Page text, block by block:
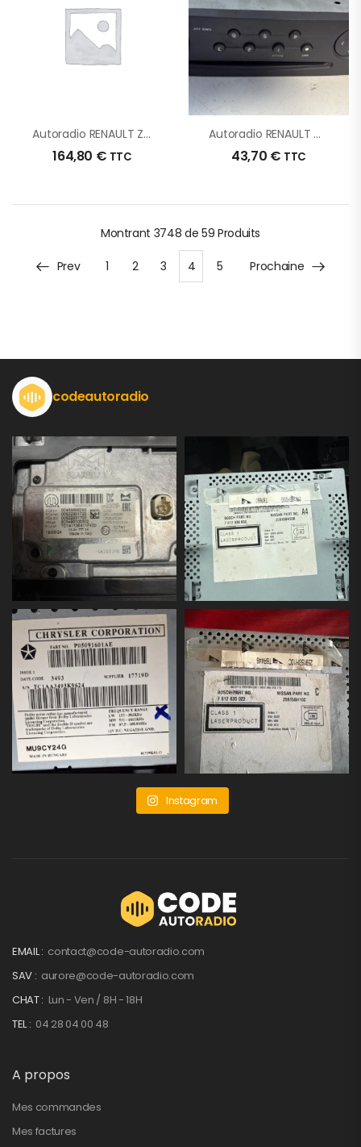
Autoradio RENAULT ZOE 1 D’origine – 2018 – Occasion
164,80 € TTC
Autoradio RENAULT CLIO 2 PHASE 2 D’origine – 2002 – Occasion
43,70 € TTC
Montrant 3748 de 59 Produits
Prev 1 2 3 4 5 Prochaine
codeautoradio
Instagram
EMAIL : contact@code-autoradio.com
SAV : aurore@code-autoradio.com
CHAT : Lun - Ven / 8H - 18H
TEL : 04 28 04 00 48
A propos
Mes commandes
Mes factures